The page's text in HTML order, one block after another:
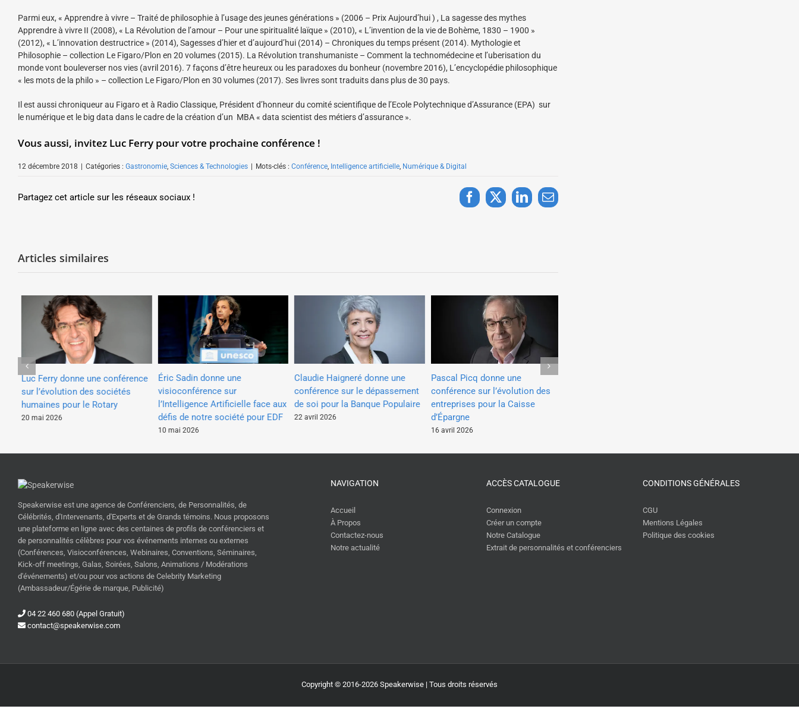
Parmi eux, « Apprendre à vivre – Traité de philosophie à l’usage des jeunes générations » (2006 – Prix Aujourd’hui ) , La sagesse des mythes
Apprendre à vivre II (2008), « La Révolution de l’amour – Pour une spiritualité laïque » (2010), « L’invention de la vie de Bohème, 1830 – 1900 »
(2012), « L’innovation destructrice » (2014), Sagesses d’hier et d’aujourd’hui (2014) – Chroniques du temps présent (2014). Mythologie et
Philosophie – collection Le Figaro/Plon en 20 volumes (2015). La Révolution transhumaniste – Comment la technomédecine et l’uberisation du
monde vont bouleverser nos vies (avril 2016). 7 façons d’être heureux ou les paradoxes du bonheur (novembre 2016), L’encyclopédie philosophique
« les mots de la philo » – collection Le Figaro/Plon en 30 volumes (2017). Ses livres sont traduits dans plus de 30 pays.
Il est aussi chroniqueur au Figaro et à Radio Classique, Président d’honneur du comité scientifique de l’Ecole Polytechnique d’Assurance (EPA) sur
le numérique et le big data dans le cadre de la création d’un MBA « data scientist des métiers d’assurance ».
Vous aussi, invitez Luc Ferry pour votre prochaine conférence !
12 décembre 2018 Catégories : Gastronomie, Sciences & Technologies Mots-clés : Conférence, Intelligence artificielle, Numérique & Digital
Partagez cet article sur les réseaux sociaux ! Facebook
X LinkedInEmail
Articles similaires
Luc Ferry donne une conférence
sur l’évolution des sociétés
humaines pour le Rotary
20 mai 2026
Éric Sadin donne une
visioconférence sur
l’Intelligence Artificielle face aux
défis de notre société pour EDF
10 mai 2026
Claudie Haigneré donne une
conférence sur le dépassement
de soi pour la Banque Populaire
22 avril 2026
Pascal Picq donne une
conférence sur l’évolution des
entreprises pour la Caisse
d’Épargne
16 avril 2026
Speakerwise est une agence de Conférenciers, de Personnalités, de
Célébrités, d'Intervenants, d'Experts et de Grands témoins. Nous proposons
une plateforme en ligne avec des centaines de profils de conférenciers et
de personnalités célèbres pour vos événements internes ou externes
(Conférences, Visioconférences, Webinaires, Conventions, Séminaires,
Kick-off meetings, Galas, Soirées, Salons, Animations / Modérations
d'événements) et/ou pour vos actions de Celebrity Marketing
(Ambassadeur/Égérie de marque, Publicité)
04 22 460 680 (Appel Gratuit)
contact@speakerwise.com
NAVIGATION
Accueil
À Propos
Contactez-nous
Notre actualité
ACCÈS CATALOGUE
Connexion
Créer un compte
Notre Catalogue
Extrait de personnalités et conférenciers
CONDITIONS GÉNÉRALES
CGU
Mentions Légales
Politique des cookies
Copyright © 2016-2026 Speakerwise | Tous droits réservés